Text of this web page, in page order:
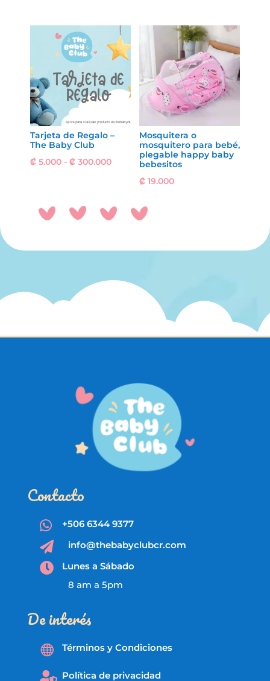
Tarjeta de Regalo –
The Baby Club
₡ 5.000 - ₡ 300.000Rango
desde
₡ 5.000
Mosquitera o
mosquitero para bebé,
plegable happy baby
bebesitos
₡19.000
Contacto
 +506 6344 9377
 info@thebabyclubcr.com

Lunes a Sábado
8 am a 5pm
De interés
 Términos y Condiciones
 Política de privacidad